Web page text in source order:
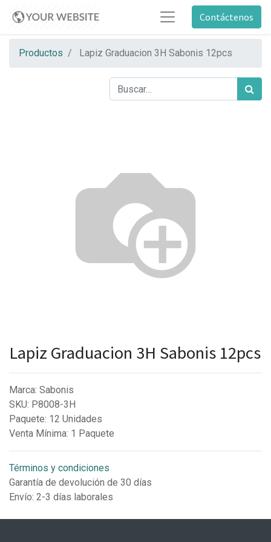
Contáctenos
Productos Lapiz Graduacion 3H Sabonis 12pcs
Lapiz Graduacion 3H Sabonis 12pcs
Marca: Sabonis
SKU: P8008-3H
Paquete: 12 Unidades
Venta Mínima: 1 Paquete
Términos y condiciones
Garantía de devolución de 30 días
Envío: 2-3 días laborales